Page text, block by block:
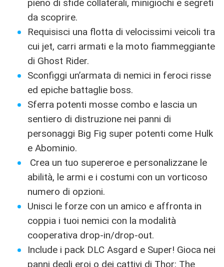
pieno di sfide collaterali, minigiochi e segreti
da scoprire.
Requisisci una flotta di velocissimi veicoli tra
cui jet, carri armati e la moto fiammeggiante
di Ghost Rider.
Sconfiggi un’armata di nemici in feroci risse
ed epiche battaglie boss.
Sferra potenti mosse combo e lascia un
sentiero di distruzione nei panni di
personaggi Big Fig super potenti come Hulk
e Abominio.
Crea un tuo supereroe e personalizzane le
abilità, le armi e i costumi con un vorticoso
numero di opzioni.
Unisci le forze con un amico e affronta in
coppia i tuoi nemici con la modalità
cooperativa drop-in/drop-out.
Include i pack DLC Asgard e Super! Gioca nei
panni degli eroi o dei cattivi di Thor: The